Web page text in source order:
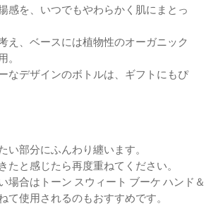
感を、いつでもやわらかく肌にまとっ
え、ベースには植物性のオーガニック
。
なデザインのボトルは、ギフトにもぴ
い部分にふんわり纏います。
たと感じたら再度重ねてください。
場合はトーン スウィート ブーケ ハンド＆
て使用されるのもおすすめです。